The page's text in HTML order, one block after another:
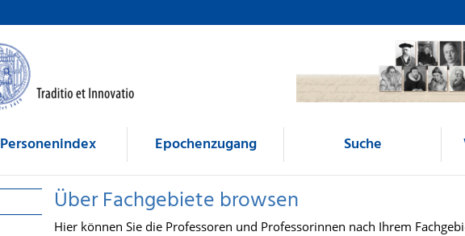
Personenindex Epochenzugang Suche
Über Fachgebiete browsen
Hier können Sie die Professoren und Professorinnen nach Ihrem